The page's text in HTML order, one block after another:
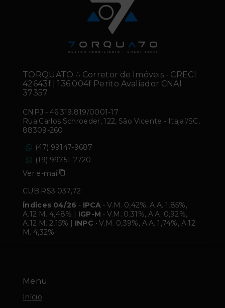
Menu
Início
TORQUATO ∴ Corretor de Imóveis - CRECI
42643f | 136.004f Perito Avaliador CNAI
37357
CNPJ - 46.319.819/0001-17
Rua Carlos Schroeder, 122, São Vicente - Itajaí/SC,
88309-260
(47) 99147-9687
(19) 99751-2720
Ver e-mail
CUB R$3.037,72
Índices 04/26 - IPCA • V.M. 0,42%, A.A. 1,85%,
A.12 M. 4,48% | IGP-M • V.M. 0,31%, A.A. 0,92%,
A.12 M. 2,15% | INPC • V.M. 0,39%, A.A. 1,74%, A.12
M. 4,32%